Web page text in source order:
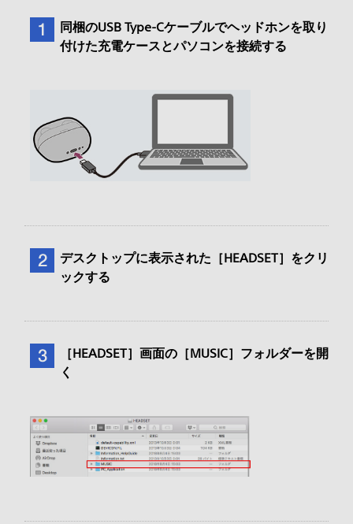
同梱のUSB Type-Cケーブルでヘッドホンを取り
付けた充電ケースとパソコンを接続する
デスクトップに表示された［HEADSET］をクリ
ックする
［HEADSET］画面の［MUSIC］フォルダーを開
く